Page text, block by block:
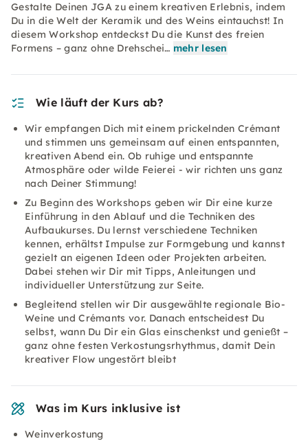
Gestalte Deinen JGA zu einem kreativen Erlebnis, indem
Du in die Welt der Keramik und des Weins eintauchst! In
diesem Workshop entdeckst Du die Kunst des freien
Formens – ganz ohne Drehschei… mehr lesen
Wie läuft der Kurs ab?
Wir empfangen Dich mit einem prickelnden Crémant
und stimmen uns gemeinsam auf einen entspannten,
kreativen Abend ein. Ob ruhige und entspannte
Atmosphäre oder wilde Feierei - wir richten uns ganz
nach Deiner Stimmung!
Zu Beginn des Workshops geben wir Dir eine kurze
Einführung in den Ablauf und die Techniken des
Aufbaukurses. Du lernst verschiedene Techniken
kennen, erhältst Impulse zur Formgebung und kannst
gezielt an eigenen Ideen oder Projekten arbeiten.
Dabei stehen wir Dir mit Tipps, Anleitungen und
individueller Unterstützung zur Seite.
Begleitend stellen wir Dir ausgewählte regionale Bio-
Weine und Crémants vor. Danach entscheidest Du
selbst, wann Du Dir ein Glas einschenkst und genießt –
ganz ohne festen Verkostungsrhythmus, damit Dein
kreativer Flow ungestört bleibt
Was im Kurs inklusive ist
Weinverkostung